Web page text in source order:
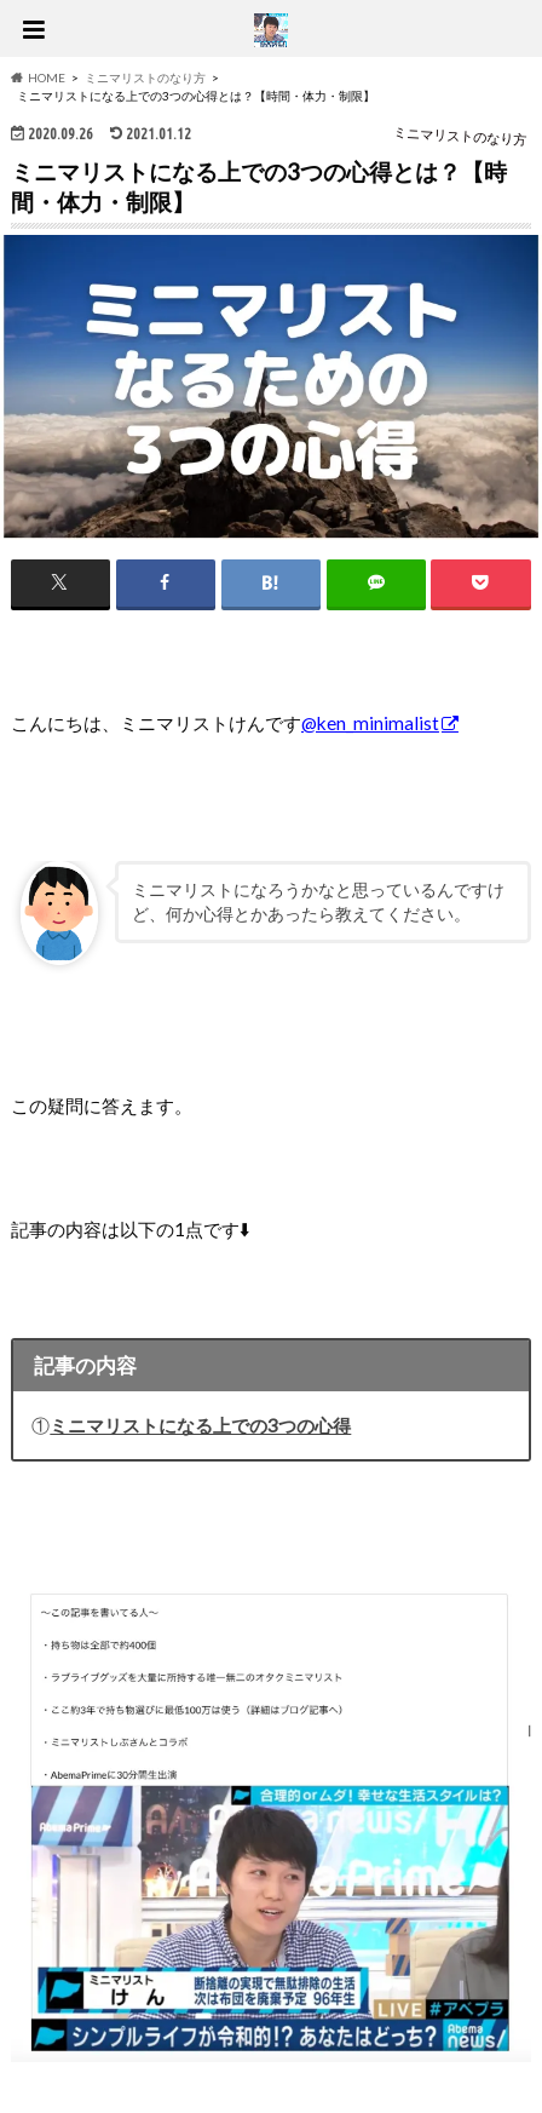
HOME
ミニマリストのなり方
ミニマリストになる上での3つの心得とは？【時間・体力・制限】
2020.09.26 2021.01.12 ミニマリストのなり方
ミニマリストになる上での3つの心得とは？【時
間・体力・制限】
こんにちは、ミニマリストけんです@ken_minimalist
ミニマリストになろうかなと思っているんですけ
ど、何か心得とかあったら教えてください。
この疑問に答えます。
記事の内容は以下の1点です⬇️
記事の内容
①ミニマリストになる上での3つの心得